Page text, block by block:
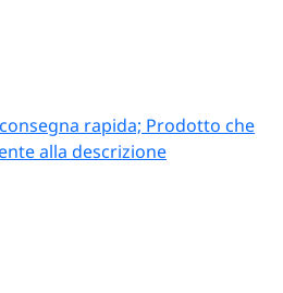
rapida; Prodotto che
alla descrizione